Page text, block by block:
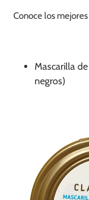
Conoce los
Mascarilla
negros)